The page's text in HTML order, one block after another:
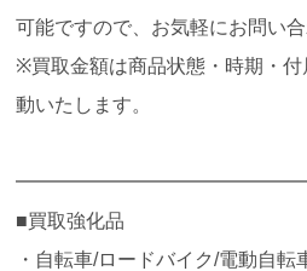
可能ですので、お気軽にお問い合
※買取金額は商品状態・時期・
動いたします。
■買取強化品
・自転車/ロードバイク/電動自転